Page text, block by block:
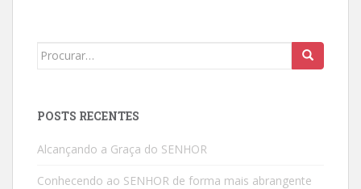
Search
POSTS RECENTES
Alcançando a Graça do SENHOR
Conhecendo ao SENHOR de forma mais abrangente